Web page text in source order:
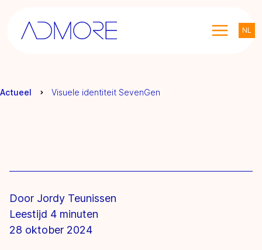
NL
Actueel Visuele identiteit SevenGen
Door Jordy Teunissen
Leestijd 4 minuten
28 oktober 2024